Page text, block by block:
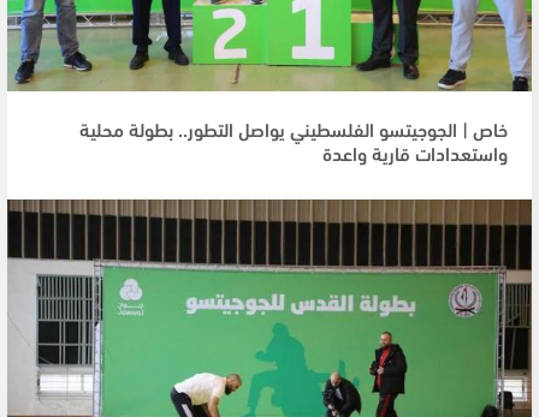
خاص | الجوجيتسو الفلسطيني يواصل التطور.. بطولة محلية
واستعدادات قارية واعدة